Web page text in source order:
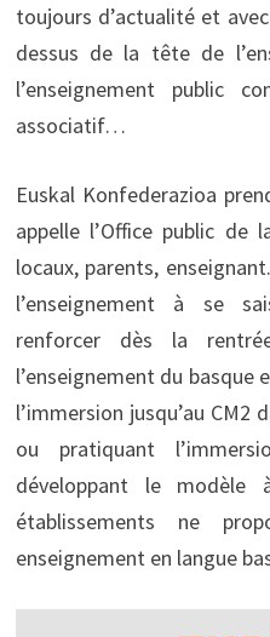
toujours d’actualité et
dessus de la tête de
l’enseignement public
associatif…
Euskal Konfederazioa
appelle l’Office public de
locaux, parents,
l’enseignement à se
renforcer dès la
l’enseignement du basque
l’immersion jusqu’au CM2
ou pratiquant
développant le
établissements ne
enseignement en langue